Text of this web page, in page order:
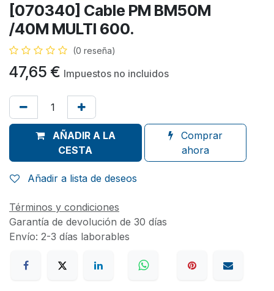
[070340] Cable PM BM50M
/40M MULTI 600.
(0 reseña)
47,65 € Impuestos no incluidos
AÑADIR A LA
CESTA
Comprar
ahora
Añadir a lista de deseos
Términos y condiciones
Garantía de devolución de 30 días
Envío: 2-3 días laborables